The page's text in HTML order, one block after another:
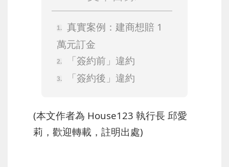
真實案例：建商想賠 1
萬元訂金
「簽約前」違約
「簽約後」違約
(本文作者為 House123 執行長 邱愛
莉，歡迎轉載，註明出處)